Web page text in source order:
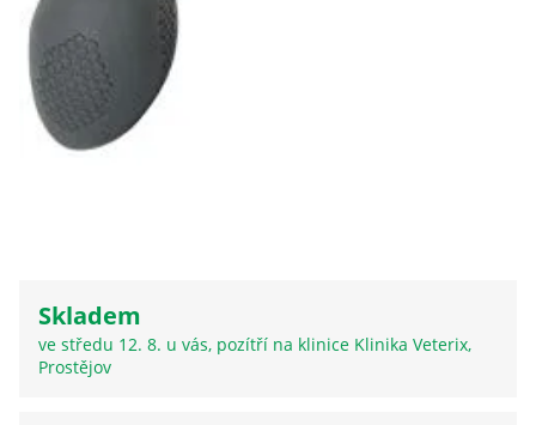
Skladem
ve středu 12. 8. u vás, pozítří na klinice Klinika Veterix,
Prostějov